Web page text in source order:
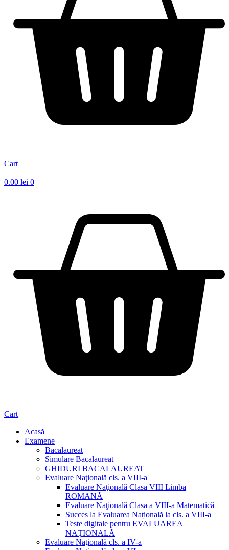
Cart
0.00 lei 0
Cart
Acasă
Examene
Bacalaureat
Simulare Bacalaureat
GHIDURI BACALAUREAT
Evaluare Naţională cls. a VIII-a
Evaluare Naţională Clasa VIII Limba
ROMANĂ
Evaluare Naţională Clasa a VIII-a Matematică
Succes la Evaluarea Națională la cls. a VIII-a
Teste digitale pentru EVALUAREA
NAȚIONALĂ
Evaluare Naţională cls. a IV-a